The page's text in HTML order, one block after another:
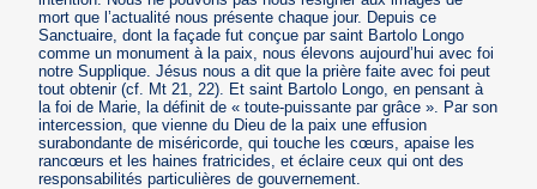
mort que l’actualité nous présente chaque jour. Depuis ce
Sanctuaire, dont la façade fut conçue par saint Bartolo Longo
comme un monument à la paix, nous élevons aujourd’hui avec foi
notre Supplique. Jésus nous a dit que la prière faite avec foi peut
tout obtenir (cf. Mt 21, 22). Et saint Bartolo Longo, en pensant à
la foi de Marie, la définit de « toute-puissante par grâce ». Par son
intercession, que vienne du Dieu de la paix une effusion
surabondante de miséricorde, qui touche les cœurs, apaise les
rancœurs et les haines fratricides, et éclaire ceux qui ont des
responsabilités particulières de gouvernement.